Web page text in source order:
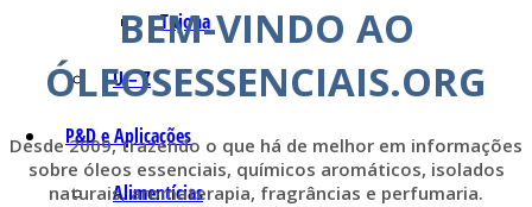
Tujona
U – Z
P&D e Aplicações
Alimentícias
BEM-VINDO AO
ÓLEOSESSENCIAIS.ORG
Desde 2009, trazendo o que há de melhor em informações
sobre óleos essenciais, químicos aromáticos, isolados
naturais, aromaterapia, fragrâncias e perfumaria.